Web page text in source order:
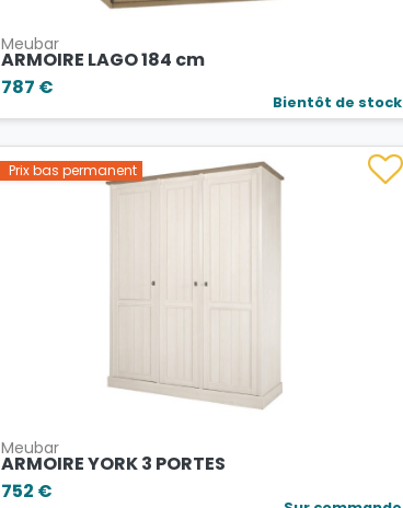
Meubar
ARMOIRE LAGO 184 cm
787 €
Bientôt de stock
Prix bas permanent
Meubar
ARMOIRE YORK 3 PORTES
752 €